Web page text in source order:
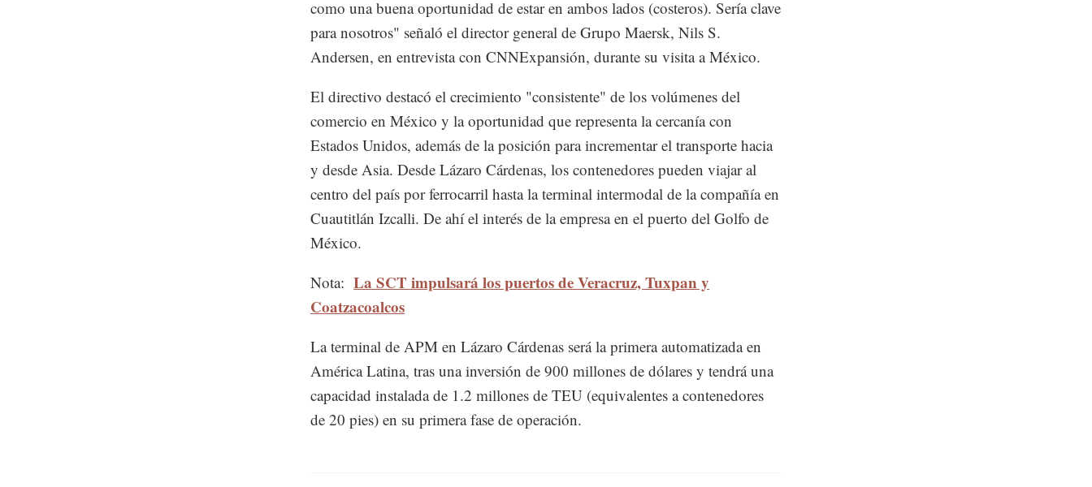
como una buena oportunidad de estar en ambos lados (costeros). Sería clave
para nosotros" señaló el director general de Grupo Maersk, Nils S.
Andersen, en entrevista con CNNExpansión, durante su visita a México.
El directivo destacó el crecimiento "consistente" de los volúmenes del
comercio en México y la oportunidad que representa la cercanía con
Estados Unidos, además de la posición para incrementar el transporte hacia
y desde Asia. Desde Lázaro Cárdenas, los contenedores pueden viajar al
centro del país por ferrocarril hasta la terminal intermodal de la compañía en
Cuautitlán Izcalli. De ahí el interés de la empresa en el puerto del Golfo de
México.
Nota: La SCT impulsará los puertos de Veracruz, Tuxpan y
Coatzacoalcos
La terminal de APM en Lázaro Cárdenas será la primera automatizada en
América Latina, tras una inversión de 900 millones de dólares y tendrá una
capacidad instalada de 1.2 millones de TEU (equivalentes a contenedores
de 20 pies) en su primera fase de operación.